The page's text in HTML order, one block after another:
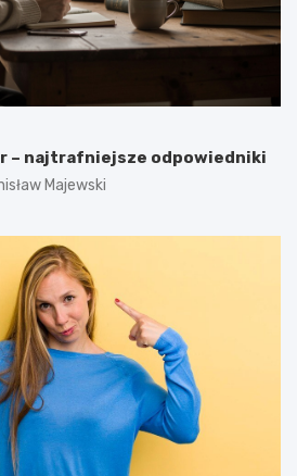
– najtrafniejsze odpowiedniki
Majewski